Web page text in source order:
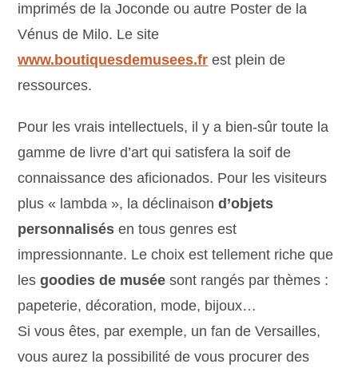
imprimés de la Joconde ou autre Poster de la
Vénus de Milo. Le site
www.boutiquesdemusees.fr est plein de
ressources.
Pour les vrais intellectuels, il y a bien-sûr toute la
gamme de livre d’art qui satisfera la soif de
connaissance des aficionados. Pour les visiteurs
plus « lambda », la déclinaisond’objets
personnalisés en tous genres est
impressionnante. Le choix est tellement riche que
lesgoodies de musée sont rangés par thèmes :
papeterie, décoration, mode, bijoux…
Si vous êtes, par exemple, un fan de Versailles,
vous aurez la possibilité de vous procurer des